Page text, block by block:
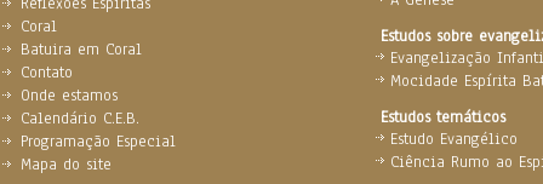
Estudos sobre
Evangelização
Mocidade Espírita
Estudos temáticos
Estudo Evangélico
Ciência Rumo ao
Coral
Batuira em Coral
Contato
Onde estamos
Calendário C.E.B.
Programação Especial
Mapa do site